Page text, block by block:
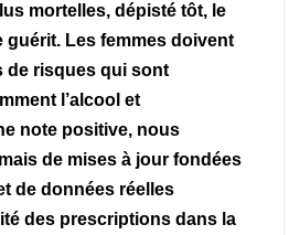
mortelles, dépisté tôt, le
guérit. Les femmes doivent
de risques qui sont
l’alcool et
note positive, nous
de mises à jour fondées
de données réelles
des prescriptions dans la